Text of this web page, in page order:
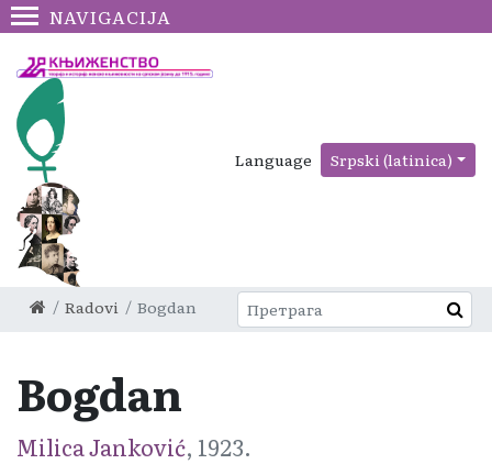
NAVIGACIJA
Language Srpski (latinica)
Radovi Bogdan
Bogdan
Milica Janković, 1923.